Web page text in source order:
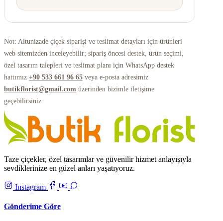
Not: Altunizade çiçek siparişi ve teslimat detayları için ürünleri
web sitemizden inceleyebilir; sipariş öncesi destek, ürün seçimi,
özel tasarım talepleri ve teslimat planı için WhatsApp destek
hattımız +90 533 661 96 65 veya e-posta adresimiz
butikflorist@gmail.com üzerinden bizimle iletişime
geçebilirsiniz.
Taze çiçekler, özel tasarımlar ve güvenilir hizmet anlayışıyla
sevdiklerinize en güzel anları yaşatıyoruz.
Instagram
Gönderime Göre